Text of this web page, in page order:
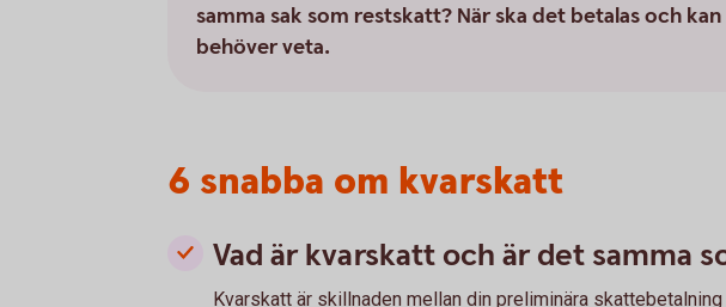
samma sak som restskatt? När ska det betalas och
behöver veta.
6 snabba om kvarskatt
Vad är kvarskatt och är det samma
Kvarskatt är skillnaden mellan din preliminära